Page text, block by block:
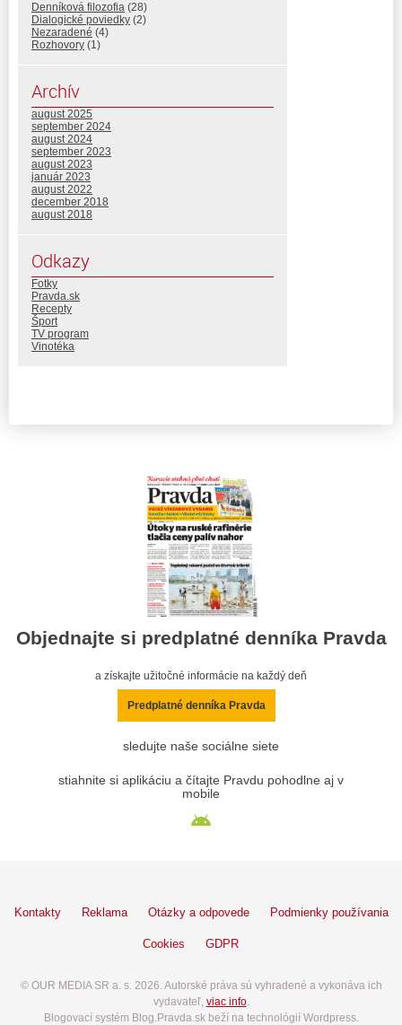
Denníková filozofia (28)
Dialogické poviedky (2)
Nezaradené (4)
Rozhovory (1)
Archív
august 2025
september 2024
august 2024
september 2023
august 2023
január 2023
august 2022
december 2018
august 2018
Odkazy
Fotky
Pravda.sk
Recepty
Šport
TV program
Vinotéka
Objednajte si predplatné denníka Pravda
a získajte užitočné informácie na každý deň
Predplatné denníka Pravda
sledujte naše sociálne siete
stiahnite si aplikáciu a čítajte Pravdu pohodlne aj v
mobile
Kontakty Reklama Otázky a odpovede Podmienky používania
Cookies GDPR
© OUR MEDIA SR a. s. 2026. Autorské práva sú vyhradené a vykonáva ich
vydavateľ, viac info.
Blogovací systém Blog.Pravda.sk beží na technológií Wordpress.